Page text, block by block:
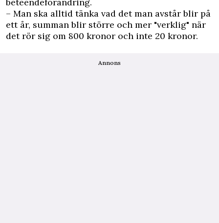
beteendeförändring.
– Man ska alltid tänka vad det man avstår blir på
ett år, summan blir större och mer "verklig" när
det rör sig om 800 kronor och inte 20 kronor.
Annons